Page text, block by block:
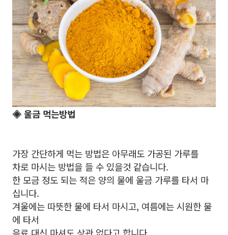
◈ 울금 먹는방법
가장 간단하게 먹는 방법은 아무래도 가공된 가루를
차로 마시는 방법을 들 수 있을것 같습니다.
한 모금 정도 되는 적은 양의 물에 울금 가루를 타서 마
십니다.
겨울에는 따뜻한 물에 타서 마시고, 여름에는 시원한 물
에 타서